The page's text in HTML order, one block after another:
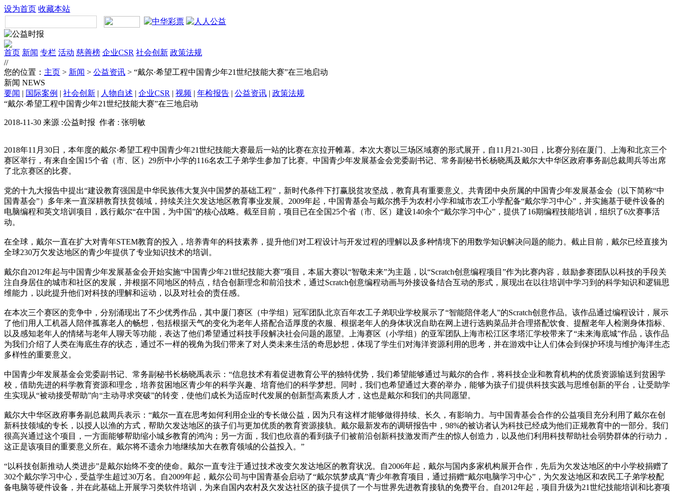
设为首页 收藏本站
首页 新闻 专栏 活动 慈善榜 企业CSR 社会创新 政策法规
//
您的位置： 主页 > 新闻 > 公益资讯 > “戴尔·希望工程中国青少年21世纪技能大赛”在三地启动
新闻 NEWS
要闻 | 国际案例 | 社会创新 | 人物自述 | 企业CSR | 视频 | 年检报告 | 公益资讯 | 政策法规
“戴尔·希望工程中国青少年21世纪技能大赛”在三地启动
2018-11-30 来源 :公益时报 作者 : 张明敏
2018年11月30日，本年度的戴尔·希望工程中国青少年21世纪技能大赛最后一站的比赛在京拉开帷幕。本次大赛以三场区域赛的形式展开，自11月21-30日，比赛分别在厦门、上海和北京三个
赛区举行，有来自全国15个省（市、区）29所中小学的116名农工子弟学生参加了比赛。中国青少年发展基金会党委副书记、常务副秘书长杨晓禹及戴尔大中华区政府事务副总裁周兵等出席
了北京赛区的比赛。
党的十九大报告中提出“建设教育强国是中华民族伟大复兴中国梦的基础工程”，新时代条件下打赢脱贫攻坚战，教育具有重要意义。共青团中央所属的中国青少年发展基金会（以下简称“中
国青基会”）多年来一直深耕教育扶贫领域，持续关注欠发达地区教育事业发展。2009年起，中国青基会与戴尔携手为农村小学和城市农工小学配备“戴尔学习中心”，并实施基于硬件设备的
电脑编程和英文培训项目，践行戴尔“在中国，为中国”的核心战略。截至目前，项目已在全国25个省（市、区）建设140余个“戴尔学习中心”，提供了16期编程技能培训，组织了6次赛事活
动。
在全球，戴尔一直在扩大对青年STEM教育的投入，培养青年的科技素养，提升他们对工程设计与开发过程的理解以及多种情境下的用数学知识解决问题的能力。截止目前，戴尔已经直接为
全球230万欠发达地区的青少年提供了专业知识技术的培训。
戴尔自2012年起与中国青少年发展基金会开始实施“中国青少年21世纪技能大赛”项目，本届大赛以“智敬未来”为主题，以“Scratch创意编程项目”作为比赛内容，鼓励参赛团队以科技的手段关
注自身居住的城市和社区的发展，并根据不同地区的特点，结合创新理念和前沿技术，通过Scratch创意编程动画与外接设备结合互动的形式，展现出在以往培训中学习到的科学知识和逻辑思
维能力，以此提升他们对科技的理解和运动，以及对社会的责任感。
在本次三个赛区的竞争中，分别涌现出了不少优秀作品，其中厦门赛区（中学组）冠军团队北京百年农工子弟职业学校展示了“智能陪伴老人”的Scratch创意作品。该作品通过编程设计，展示
了他们用人工机器人陪伴孤寡老人的畅想，包括根据天气的变化为老年人搭配合适厚度的衣服、根据老年人的身体状况自助在网上进行选购菜品并合理搭配饮食、提醒老年人检测身体指标、
以及感知老年人的情绪与老年人聊天等功能，表达了他们希望通过科技手段解决社会问题的愿望。上海赛区（小学组）的亚军团队上海市松江区李塔汇学校带来了“未来海底城”作品，该作品
为我们介绍了人类在海底生存的状态，通过不一样的视角为我们带来了对人类未来生活的奇思妙想，体现了学生们对海洋资源利用的思考，并在游戏中让人们体会到保护环境与维护海洋生态
多样性的重要意义。
中国青少年发展基金会党委副书记、常务副秘书长杨晓禹表示：“信息技术有着促进教育公平的独特优势，我们希望能够通过与戴尔的合作，将科技企业和教育机构的优质资源输送到贫困学
校，借助先进的科学教育资源和理念，培养贫困地区青少年的科学兴趣、培育他们的科学梦想。同时，我们也希望通过大赛的举办，能够为孩子们提供科技实践与思维创新的平台，让受助学
生实现从“被动接受帮助”向“主动寻求突破”的转变，使他们成长为适应时代发展的创新型高素质人才，这也是戴尔和我们的共同愿望。
戴尔大中华区政府事务副总裁周兵表示：“戴尔一直在思考如何利用企业的专长做公益，因为只有这样才能够做得持续、长久，有影响力。与中国青基会合作的公益项目充分利用了戴尔在创
新科技领域的专长，以授人以渔的方式，帮助欠发达地区的孩子们与更加优质的教育资源接轨。戴尔最新发布的调研报告中，98%的被访者认为科技已经成为他们正规教育中的一部分。我们
很高兴通过这个项目，一方面能够帮助缩小城乡教育的鸿沟；另一方面，我们也欣喜的看到孩子们被前沿创新科技激发而产生的惊人创造力，以及他们利用科技帮助社会弱势群体的行动力，
这正是该项目的重要意义所在。戴尔将不遗余力地继续加大在教育领域的公益投入。”
“以科技创新推动人类进步”是戴尔始终不变的使命。戴尔一直专注于通过技术改变欠发达地区的教育状况。自2006年起，戴尔与国内多家机构展开合作，先后为欠发达地区的中小学校捐赠了
302个戴尔学习中心，受益学生超过30万名。自2009年起，戴尔公司与中国青基会启动了“戴尔筑梦成真”青少年教育项目，通过捐赠“戴尔电脑学习中心”，为欠发达地区和农民工子弟学校配
备电脑等硬件设备，并在此基础上开展学习类软件培训，为来自国内农村及欠发达社区的孩子提供了一个与世界先进教育接轨的免费平台。自2012年起，项目升级为21世纪技能培训和比赛项